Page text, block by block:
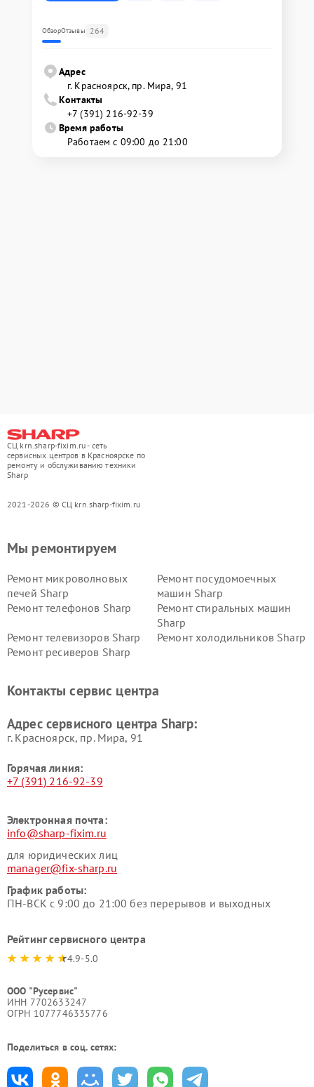
ОбзорОтзывы 264
Адрес
г. Красноярск, ​пр. Мира, 91
Контакты
+7 (391) 216-92-39
Время работы
Работаем с 09:00 до 21:00
СЦ krn.sharp-fixim.ru - сеть
сервисных центров в Красноярске по
ремонту и обслуживанию техники
Sharp
2021-2026 © СЦ krn.sharp-fixim.ru
Мы ремонтируем
Ремонт микроволновых
печей Sharp
Ремонт посудомоечных
машин Sharp
Ремонт телефонов Sharp
Ремонт стиральных машин
Sharp
Ремонт телевизоров Sharp
Ремонт холодильников Sharp
Ремонт ресиверов Sharp
Контакты сервис центра
Адрес сервисного центра Sharp:
г. Красноярск, ​пр. Мира, 91
Горячая линия:
+7 (391) 216-92-39
Электронная почта:
info@sharp-fixim.ru
для юридических лиц
manager@fix-sharp.ru
График работы:
ПН-ВСК с 9:00 до 21:00 без перерывов и выходных
Рейтинг сервисного центра
4.9-5.0
ООО "Русервис"
ИНН 7702633247
ОГРН 1077746335776
Поделиться в соц. сетях: